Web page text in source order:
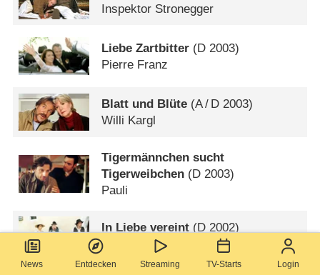
News Entdecken Streaming TV-Starts Login
Inspektor Stronegger
Liebe Zartbitter (D 2003)
Pierre Franz
Blatt und Blüte (A/ D 2003)
Willi Kargl
Tigermännchen sucht
Tigerweibchen (D 2003)
Pauli
In Liebe vereint (D 2002)
Geiger